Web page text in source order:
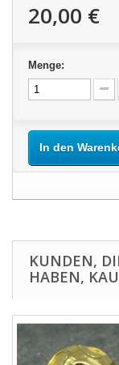
20,00 €
Menge:
In den
KUNDEN,
HABEN,